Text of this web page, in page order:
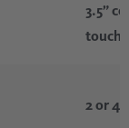
3.5”
2 or 4